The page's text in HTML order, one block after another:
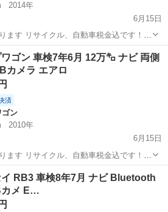
2014年
6月15日
ます リサイクル、自動車税金込です！
を守れない、調べれば分かることやくだ
れる方はコメント、連絡してこないでく
ロッ...
N-BOX 車両
ゴン 車検7年6月 12万㌔ ナビ 両側
カメラ エアロ
済
ゴン
2010年
6月15日
ます リサイクル、自動車税金込です！
を守れない、調べれば分かることやくだ
れる方はコメント、連絡してこないでく
ロッ...
ステップワゴン 車両
イ RB3 車検8年7月 ナビ Bluetooth
カメ E…